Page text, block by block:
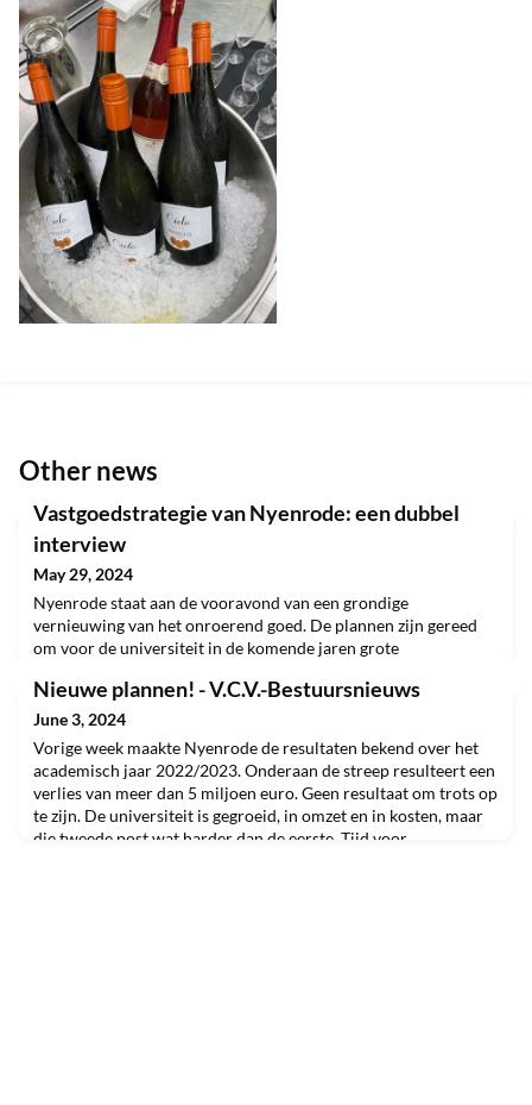
Other news
Vastgoedstrategie van Nyenrode: een dubbel
interview
May 29, 2024
Nyenrode staat aan de vooravond van een grondige
vernieuwing van het onroerend goed. De plannen zijn gereed
om voor de universiteit in de komende jaren grote
grootschalig onderhoud, maar de daarvoor benodigde
middelen kunnen niet uit de begroting van de universiteit
komen. Jeroen van den Biggelaar, bestuurslid van Stichting
Nyenrode en voorzit
Nieuwe plannen! - V.C.V.-Bestuursnieuws
June 3, 2024
Vorige week maakte Nyenrode de resultaten bekend over het
academisch jaar 2022/2023. Onderaan de streep resulteert een
verlies van meer dan 5 miljoen euro. Geen resultaat om trots op
te zijn. De universiteit is gegroeid, in omzet en in kosten, maar
die tweede post wat harder dan de eerste. Tijd voor